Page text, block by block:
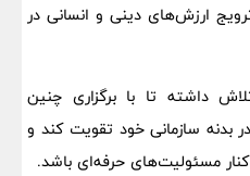
ارزش‌های دینی و انسانی در
داشته تا با برگزاری چنین
بدنه سازمانی خود تقویت کند و
مسئولیت‌های حرفه‌ای باشد.